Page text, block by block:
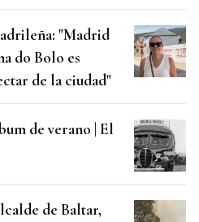
"Madrid
do Bolo es
de la ciudad"
de verano | El
de Baltar,